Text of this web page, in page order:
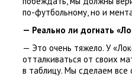
по-футбольному, но и
— Реально ли догнать «
— Это очень тяжело. У
отталкиваться от своих
в таблицу. Мы сделаем все